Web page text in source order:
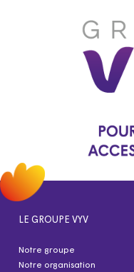
LE GROUPE VYV
Notre groupe
Notre organisation